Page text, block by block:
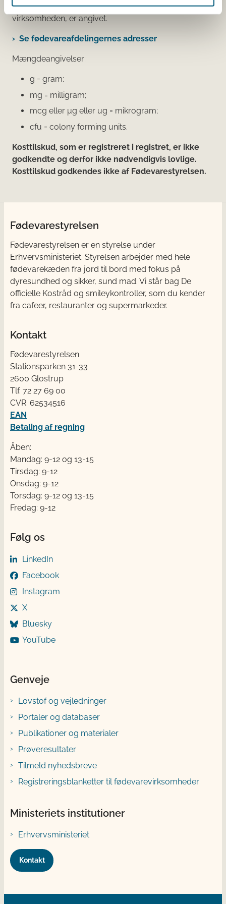
Den fødevareafdeling, der fører tilsyn med
virksomheden, er angivet.
Se fødevareafdelingernes adresser
Mængdeangivelser:
g = gram;
mg = milligram;
mcg eller μg eller ug = mikrogram;
cfu = colony forming units.
Kosttilskud, som er registreret i registret, er ikke
godkendte og derfor ikke nødvendigvis lovlige.
Kosttilskud godkendes ikke af Fødevarestyrelsen.
Fødevarestyrelsen
Fødevarestyrelsen er en styrelse under
Erhvervsministeriet. Styrelsen arbejder med hele
fødevarekæden fra jord til bord med fokus på
dyresundhed og sikker, sund mad. Vi står bag De
officielle Kostråd og smileykontroller, som du kender
fra cafeer, restauranter og supermarkeder.
Kontakt
Fødevarestyrelsen
Stationsparken 31-33
2600 Glostrup
Tlf. 72 2​​​7 69 00
CVR: 62534516
EAN
Betaling af regning
Åben:
Mandag: 9-12 og 13-15
Tirsdag: 9-12
Onsdag: 9-12
Torsdag: 9-12 og 13-15
Fredag: 9-12
Følg os
LinkedIn
Facebook
Instagram
X
Bluesky
YouTube
Genveje
Lovstof og vejledninger
Portaler og databaser
Publikationer og materialer
Prøveresultater
Tilmeld nyhedsbreve
Registreringsblanketter til fødevarevirksomheder
Ministeriets institutioner
Erhvervsministeriet
Kontakt